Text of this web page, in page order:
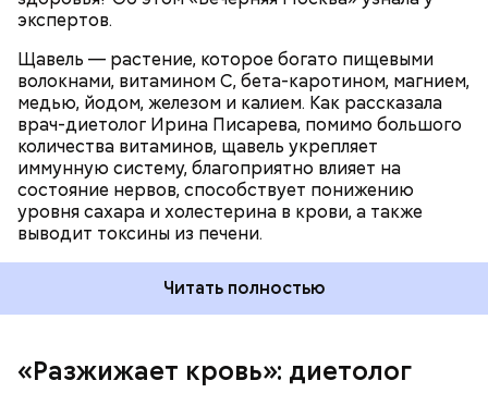
экспертов.
Щавель — растение, которое богато пищевыми
волокнами, витамином С, бета-каротином, магнием,
медью, йодом, железом и калием. Как рассказала
врач-диетолог Ирина Писарева, помимо большого
количества витаминов, щавель укрепляет
иммунную систему, благоприятно влияет на
состояние нервов, способствует понижению
уровня сахара и холестерина в крови, а также
выводит токсины из печени.
Читать полностью
«Разжижает кровь»: диетолог
Диетолог отметила, что норма потребления